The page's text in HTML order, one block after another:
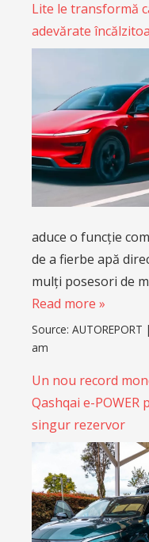
Lite le transformă
adevărate
aduce o funcție
de a fierbe apă
mulți posesori de
Read more »
Source: AUTOREPORT |
am
Un nou record
Qashqai e-POWER
singur rezervor